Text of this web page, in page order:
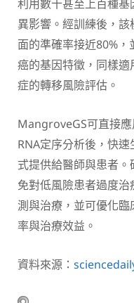
利用數十甚至上百種
異影響。經訓練後，
面的準確率接近80%
癌的基因特徵，同樣
症的轉移風險評估。
MangroveGS可直接
RNA定序分析後，快
式提供給醫師與患者
免對低風險患者過度
測與治療，並可優化
率與治療效益。
資料來源：